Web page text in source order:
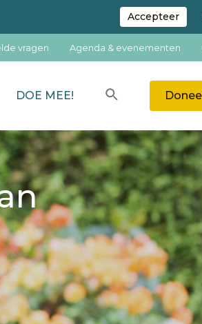
Accepteer
DOE MEE! ZOEKEN
vragen Agenda & evenementen